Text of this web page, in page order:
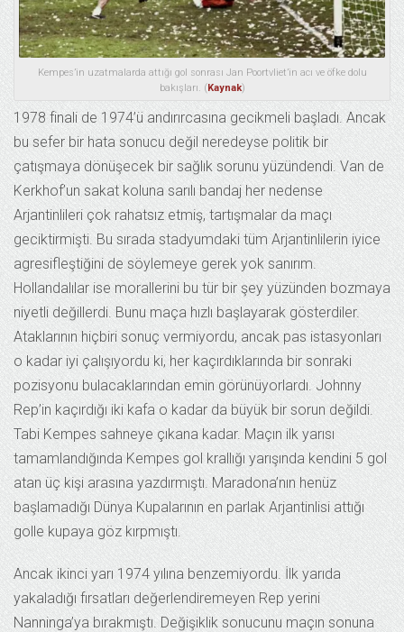
Kempes’in uzatmalarda attığı gol sonrası Jan Poortvliet’in acı ve öfke dolu
bakışları. (Kaynak)
1978 finali de 1974’ü andırırcasına gecikmeli başladı. Ancak
bu sefer bir hata sonucu değil neredeyse politik bir
çatışmaya dönüşecek bir sağlık sorunu yüzündendi. Van de
Kerkhof’un sakat koluna sarılı bandaj her nedense
Arjantinlileri çok rahatsız etmiş, tartışmalar da maçı
geciktirmişti. Bu sırada stadyumdaki tüm Arjantinlilerin iyice
agresifleştiğini de söylemeye gerek yok sanırım.
Hollandalılar ise morallerini bu tür bir şey yüzünden bozmaya
niyetli değillerdi. Bunu maça hızlı başlayarak gösterdiler.
Ataklarının hiçbiri sonuç vermiyordu, ancak pas istasyonları
o kadar iyi çalışıyordu ki, her kaçırdıklarında bir sonraki
pozisyonu bulacaklarından emin görünüyorlardı. Johnny
Rep’in kaçırdığı iki kafa o kadar da büyük bir sorun değildi.
Tabi Kempes sahneye çıkana kadar. Maçın ilk yarısı
tamamlandığında Kempes gol krallığı yarışında kendini 5 gol
atan üç kişi arasına yazdırmıştı. Maradona’nın henüz
başlamadığı Dünya Kupalarının en parlak Arjantinlisi attığı
golle kupaya göz kırpmıştı.
Ancak ikinci yarı 1974 yılına benzemiyordu. İlk yarıda
yakaladığı fırsatları değerlendiremeyen Rep yerini
Nanninga’ya bırakmıştı. Değişiklik sonucunu maçın sonuna